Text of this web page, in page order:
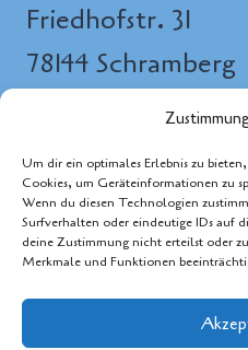
Um dir ein optimales Erlebnis zu
Cookies, um Geräteinformationen zu
Wenn du diesen Technologien
Surfverhalten oder eindeutige IDs auf
deine Zustimmung nicht erteilst oder
Merkmale und Funktionen
Friedhofstr. 31
78144 Schramberg
Tel.: 07729/97
E-Mail: ghs-